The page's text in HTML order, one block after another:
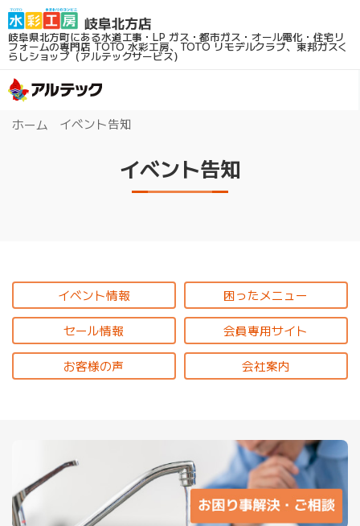
岐阜県北方町にある水道工事・LP ガス・都市ガス・オール電化・住宅リ
フォームの専門店TOTO 水彩工房、TOTO リモデルクラブ、東邦ガスく
らしショップ（アルテックサービス）
ホーム イベント告知
イベント告知
イベント情報 困ったメニュー
セール情報 会員専用サイト
お客様の声 会社案内